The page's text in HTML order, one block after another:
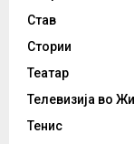
Став
Стории
Театар
Телевизија во
Тенис